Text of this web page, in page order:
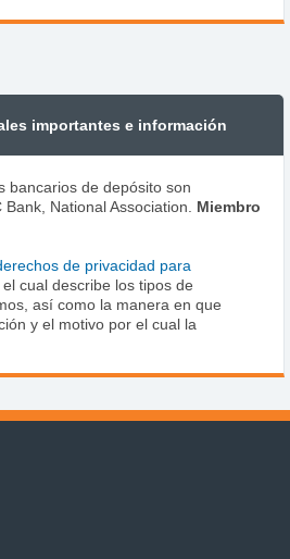
importantes e información
bancarios de depósito son
National Association. Miembro
de privacidad para
el cual describe los tipos de
así como la manera en que
y el motivo por el cual la